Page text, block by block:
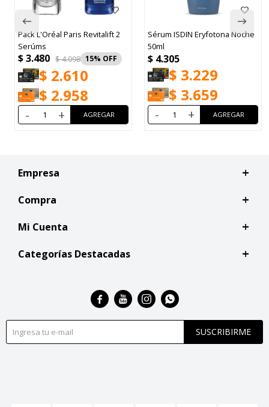
Pack L'Oréal Paris Revitalift 2
Serúms
$3.480 $4.098 15
$ 2.610
$ 2.958
- +
Sérum ISDIN Eryfotona Noche
50ml
$ 4.305
$ 3.229
$ 3.659
- +
Empresa
Compra
Mi Cuenta
Categorías Destacadas
SUSCRIBIRME
   